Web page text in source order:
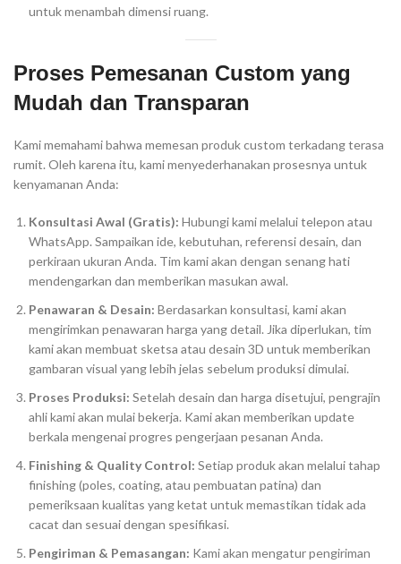
untuk menambah dimensi ruang.
Proses Pemesanan Custom yang
Mudah dan Transparan
Kami memahami bahwa memesan produk custom terkadang terasa
rumit. Oleh karena itu, kami menyederhanakan prosesnya untuk
kenyamanan Anda:
Konsultasi Awal (Gratis): Hubungi kami melalui telepon atau
WhatsApp. Sampaikan ide, kebutuhan, referensi desain, dan
perkiraan ukuran Anda. Tim kami akan dengan senang hati
mendengarkan dan memberikan masukan awal.
Penawaran & Desain: Berdasarkan konsultasi, kami akan
mengirimkan penawaran harga yang detail. Jika diperlukan, tim
kami akan membuat sketsa atau desain 3D untuk memberikan
gambaran visual yang lebih jelas sebelum produksi dimulai.
Proses Produksi: Setelah desain dan harga disetujui, pengrajin
ahli kami akan mulai bekerja. Kami akan memberikan update
berkala mengenai progres pengerjaan pesanan Anda.
Finishing & Quality Control: Setiap produk akan melalui tahap
finishing (poles, coating, atau pembuatan patina) dan
pemeriksaan kualitas yang ketat untuk memastikan tidak ada
cacat dan sesuai dengan spesifikasi.
Pengiriman & Pemasangan: Kami akan mengatur pengiriman